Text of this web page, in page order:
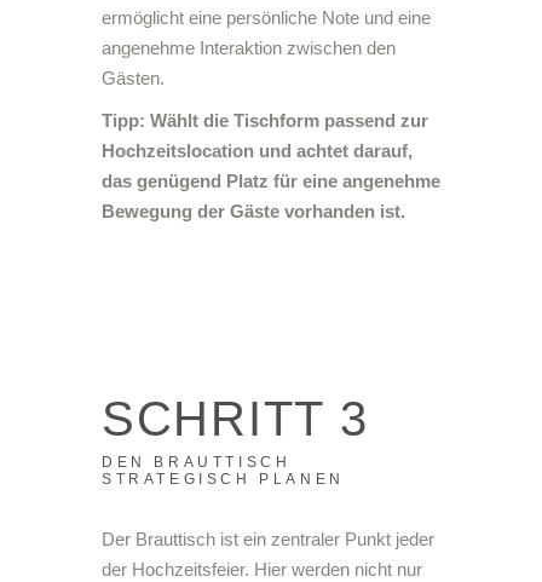
ermöglicht eine persönliche Note und eine
angenehme Interaktion zwischen den
Gästen.
Tipp: Wählt die Tischform passend zur
Hochzeitslocation und achtet darauf,
das genügend Platz für eine angenehme
Bewegung der Gäste vorhanden ist.
SCHRITT 3
DEN BRAUTTISCH
STRATEGISCH PLANEN
Der Brauttisch ist ein zentraler Punkt jeder
der Hochzeitsfeier. Hier werden nicht nur